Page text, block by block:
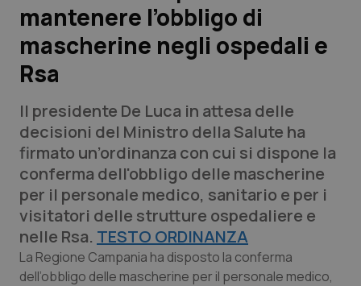
Scienza e Farmaci
Studi e Analisi
Lettere al direttore
Edizioni Regionali
QS Pro
Professionisti Sanitari.AI
Abruzzo
QS Pro Gold
mantenere l’obbligo di
mascherine negli ospedali e
Rsa
Il presidente De Luca in attesa delle
decisioni del Ministro della Salute ha
firmato un’ordinanza con cui si dispone la
conferma dell'obbligo delle mascherine
per il personale medico, sanitario e per i
visitatori delle strutture ospedaliere e
nelle Rsa. TESTO ORDINANZA
La Regione Campania ha disposto la conferma
dell’obbligo delle mascherine per il personale medico,